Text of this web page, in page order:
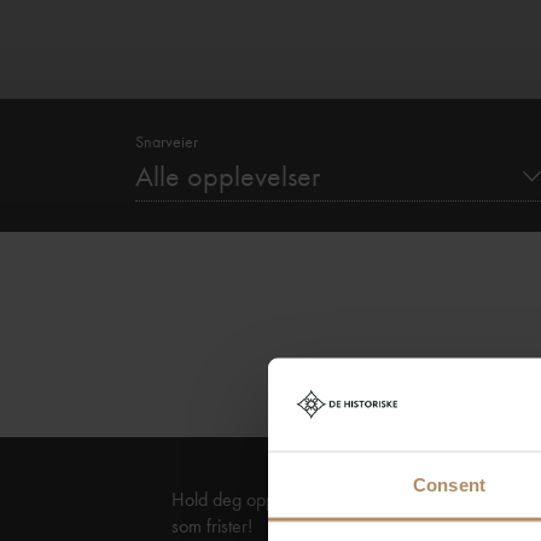
Consent
Snarveier
Alle opplevelser
Hold deg oppdatert på nyheter, og få
som frister!